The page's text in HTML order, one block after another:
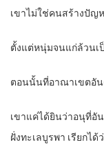
เขาไม่ใช่คนสร้างปัญ
ตั้งแต่หนุ่มจนแก่ล้วนเ
ตอนนั้นที่อาณาเขตอัน
เขาแค่ได้ยินว่าอนุที่อั
ฝั่งทะเลบูรพา เรียกไ